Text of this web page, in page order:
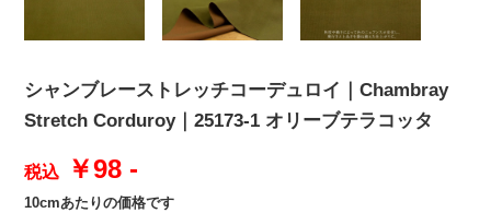
シャンブレーストレッチコーデュロイ｜Chambray
Stretch Corduroy｜25173-1 オリーブテラコッタ
税込 ￥98 -
10cmあたりの価格です